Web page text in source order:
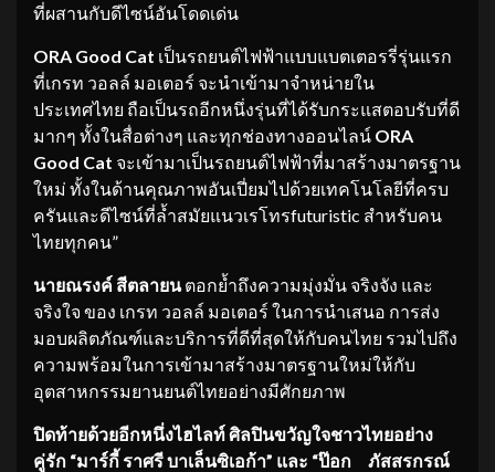
ที่ผสานกับดีไซน์อันโดดเด่น
ORA Good Cat เป็นรถยนต์ไฟฟ้าแบบแบตเตอรรี่รุ่นแรก
ที่เกรท วอลล์ มอเตอร์ จะนำเข้ามาจำหน่ายใน
ประเทศไทย ถือเป็นรถอีกหนึ่งรุ่นที่ได้รับกระแสตอบรับที่ดี
มากๆ ทั้งในสื่อต่างๆ และทุกช่องทางออนไลน์ ORA
Good Cat จะเข้ามาเป็นรถยนต์ไฟฟ้าที่มาสร้างมาตรฐาน
ใหม่ ทั้งในด้านคุณภาพอันเปี่ยมไปด้วยเทคโนโลยีที่ครบ
ครันและดีไซน์ที่ล้ำสมัยแนวเรโทรfuturistic สำหรับคน
ไทยทุกคน”
นายณรงค์ สีตลายนตอกย้ำถึงความมุ่งมั่น จริงจัง และ
จริงใจ ของ เกรท วอลล์ มอเตอร์ ในการนำเสนอ การส่ง
มอบผลิตภัณฑ์และบริการที่ดีที่สุดให้กับคนไทย รวมไปถึง
ความพร้อมในการเข้ามาสร้างมาตรฐานใหม่ให้กับ
อุตสาหกรรมยานยนต์ไทยอย่างมีศักยภาพ
ปิดท้ายด้วยอีกหนึ่งไฮไลท์ ศิลปินขวัญใจชาวไทยอย่าง
คู่รัก “มาร์กี้ ราศรี บาเล็นซิเอก้า” และ “ป๊อก ภัสสรกรณ์